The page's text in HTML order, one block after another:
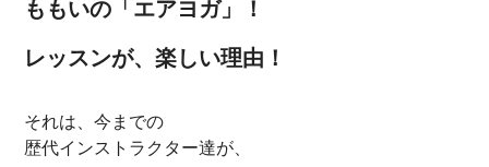
ももいの「エアヨガ」！
レッスンが、楽しい理由！
それは、今までの
歴代インストラクター達が、